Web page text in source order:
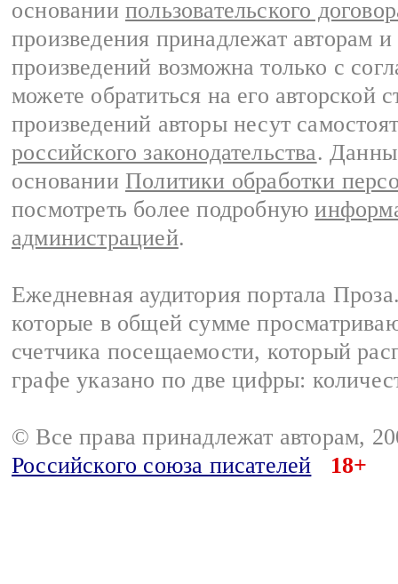
основании пользовательского
произведения принадлежат авторам
произведений возможна только с
можете обратиться на его авторской
произведений авторы несут
российского законодательства.
основании Политики обработки
посмотреть более подробную
администрацией.
Ежедневная аудитория портала
которые в общей сумме
счетчика посещаемости, который
графе указано по две цифры:
© Все права принадлежат авторам,
Российского союза писателей
18+